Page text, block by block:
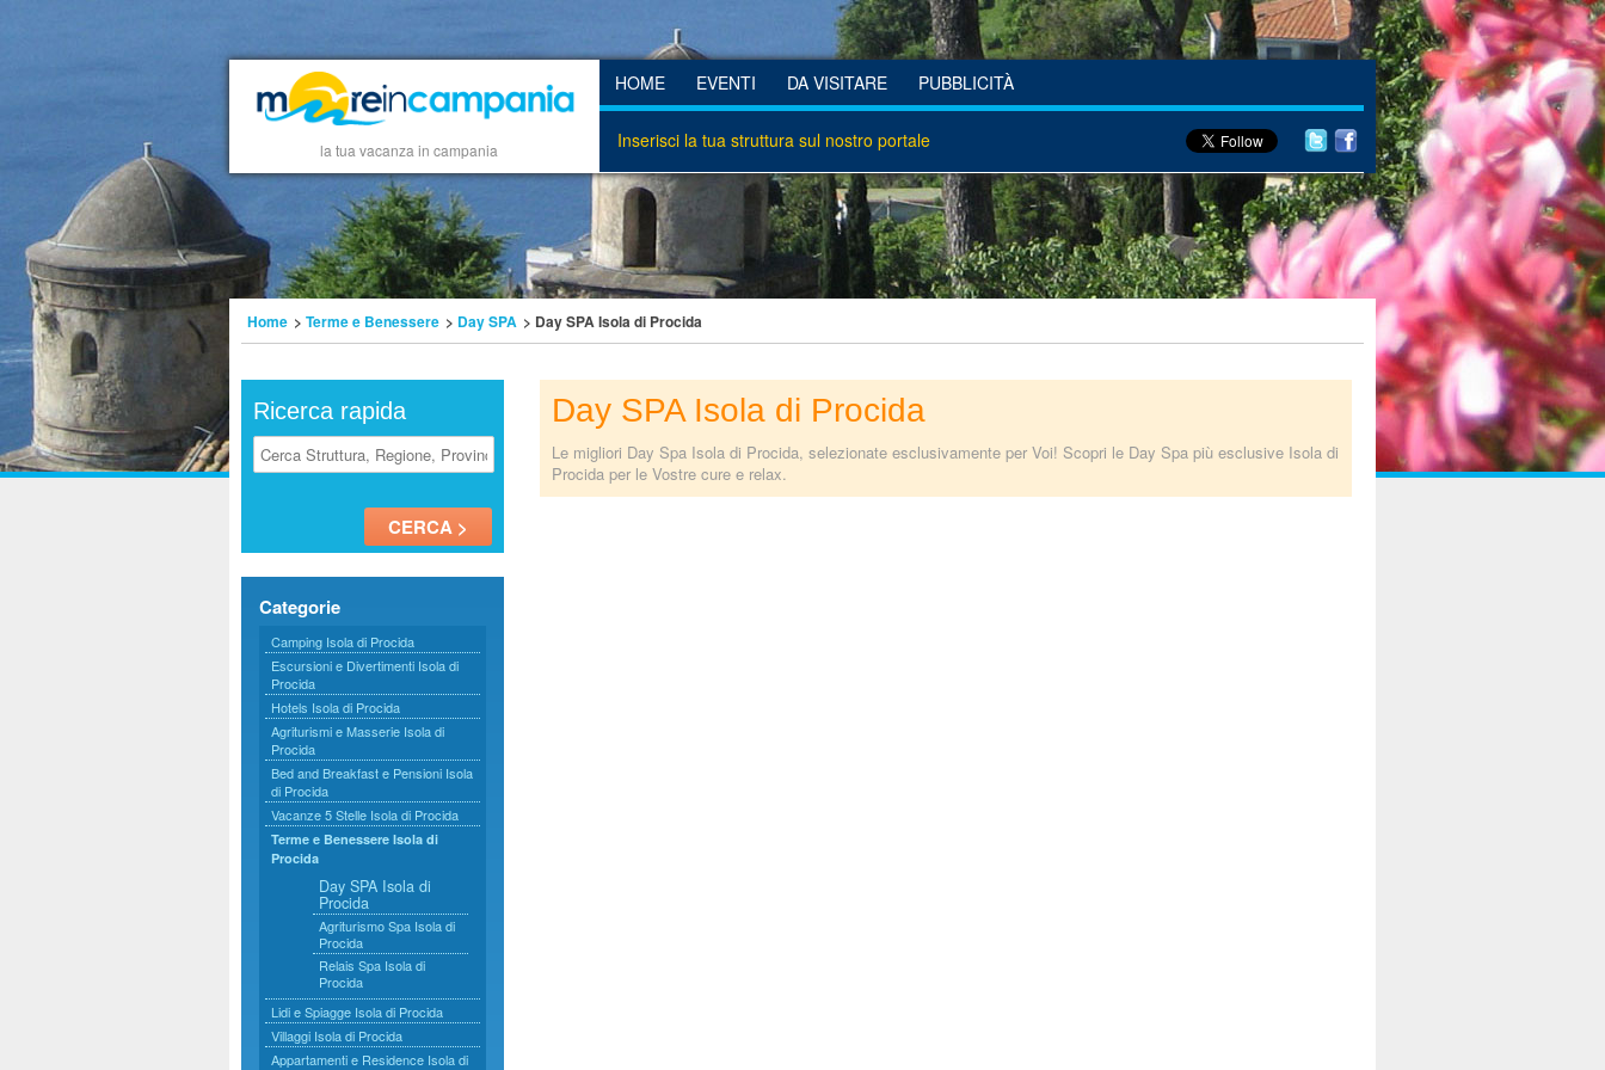
la tua vacanza in campania
HOME EVENTI DA VISITARE PUBBLICITÀ
Inserisci la tua struttura sul nostro portale
Home > Terme e Benessere > Day SPA > Day SPA Isola di Procida
Ricerca rapida
Categorie
Camping Isola di Procida
Escursioni e Divertimenti Isola di
Procida
Hotels Isola di Procida
Agriturismi e Masserie Isola di
Procida
Bed and Breakfast e Pensioni Isola
di Procida
Vacanze 5 Stelle Isola di Procida
Terme e Benessere Isola di
Procida
Day SPA Isola di
Procida
Agriturismo Spa Isola di
Procida
Relais Spa Isola di
Procida
Lidi e Spiagge Isola di Procida
Villaggi Isola di Procida
Appartamenti e Residence Isola di
Day SPA Isola di Procida
Le migliori Day Spa Isola di Procida, selezionate esclusivamente per Voi! Scopri le Day Spa più esclusive Isola di
Procida per le Vostre cure e relax.